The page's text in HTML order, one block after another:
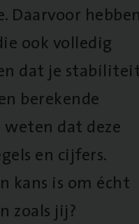
Daarvoor hebben
ook volledig
dat je
berekende
weten dat deze
en cijfers.
kans is om écht
zoals jij?